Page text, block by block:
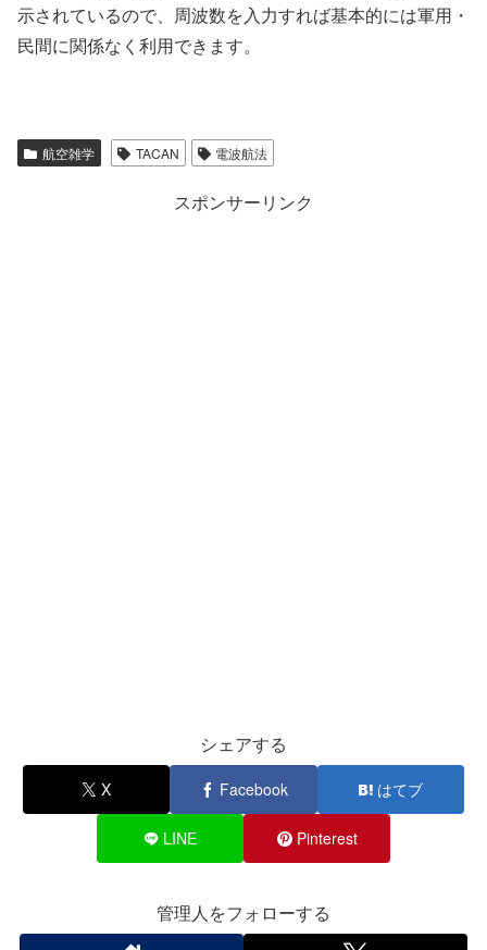
示されているので、周波数を入力すれば基本的には軍用・
民間に関係なく利用できます。
航空雑学 TACAN 電波航法
スポンサーリンク
シェアする
X Facebook はてブ
LINE Pinterest
管理人をフォローする